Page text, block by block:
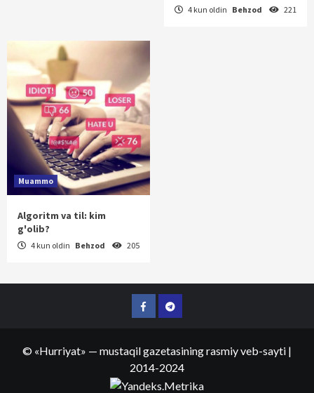
4 kun oldin Behzod 221
Muammo
Algoritm va til: kim
g'olib?
4 kun oldin Behzod 205
FacebookTelegram
© «Hurriyat» — mustaqil gazetasining rasmiy veb-sayti |
2014-2024